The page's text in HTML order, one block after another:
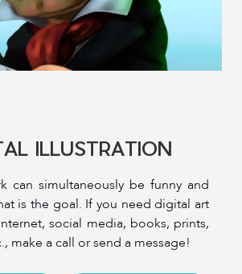
ILLUSTRATION
can simultaneously be funny and
is the goal. If you need digital art
social media, books, prints,
make a call or send a message!